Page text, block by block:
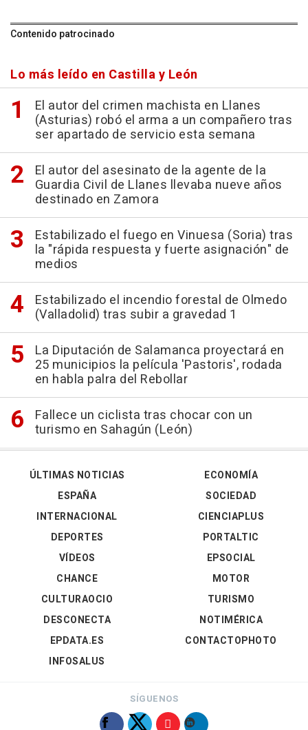
Contenido patrocinado
Lo más leído en Castilla y León
El autor del crimen machista en Llanes
(Asturias) robó el arma a un compañero tras
ser apartado de servicio esta semana
El autor del asesinato de la agente de la
Guardia Civil de Llanes llevaba nueve años
destinado en Zamora
Estabilizado el fuego en Vinuesa (Soria) tras
la "rápida respuesta y fuerte asignación" de
medios
Estabilizado el incendio forestal de Olmedo
(Valladolid) tras subir a gravedad 1
La Diputación de Salamanca proyectará en
25 municipios la película 'Pastoris', rodada
en habla palra del Rebollar
Fallece un ciclista tras chocar con un
turismo en Sahagún (León)
ÚLTIMAS NOTICIAS
ESPAÑA
INTERNACIONAL
DEPORTES
VÍDEOS
ECONOMÍA
SOCIEDAD
CIENCIAPLUS
PORTALTIC
EPSOCIAL
CHANCE
CULTURAOCIO
DESCONECTA
EPDATA.ES
INFOSALUS
MOTOR
TURISMO
NOTIMÉRICA
CONTACTOPHOTO
SÍGUENOS